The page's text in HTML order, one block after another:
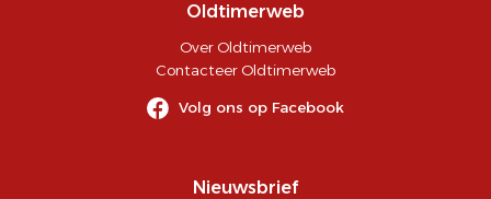
Oldtimerweb
Over Oldtimerweb
Contacteer Oldtimerweb
Volg ons op Facebook
Nieuwsbrief